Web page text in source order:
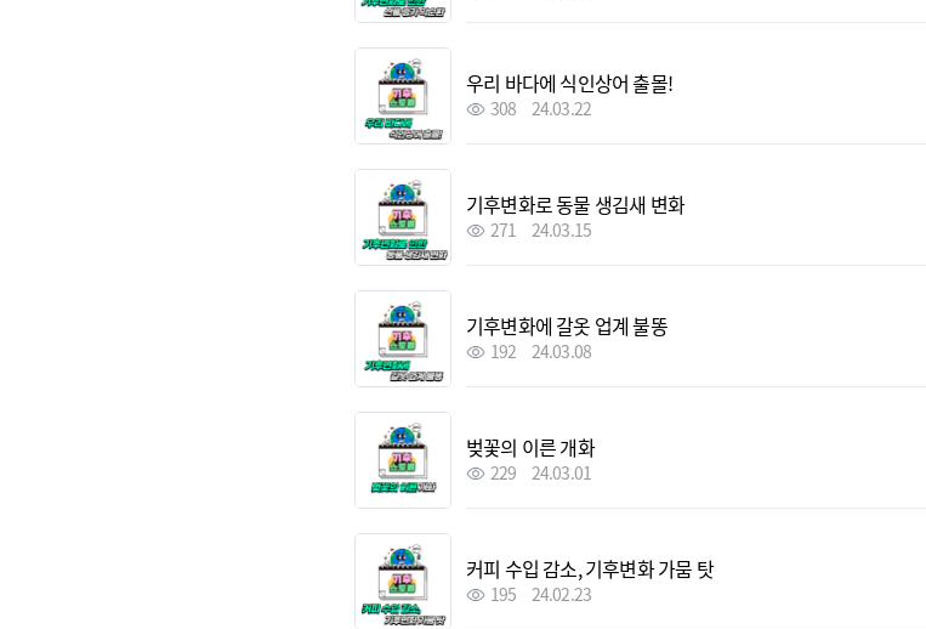
우리 바다에 식인상어 출몰!
308 24.03.22
기후변화로 동물 생김새 변화
271 24.03.15
기후변화에 갈옷 업계 불똥
192 24.03.08
벚꽃의 이른 개화
229 24.03.01
커피 수입 감소, 기후변화 가뭄 탓
195 24.02.23